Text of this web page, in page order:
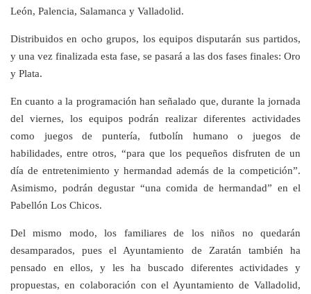
León, Palencia, Salamanca y Valladolid.
Distribuidos en ocho grupos, los equipos disputarán sus partidos,
y una vez finalizada esta fase, se pasará a las dos fases finales: Oro
y Plata.
En cuanto a la programación han señalado que, durante la jornada
del viernes, los equipos podrán realizar diferentes actividades
como juegos de puntería, futbolín humano o juegos de
habilidades, entre otros, “para que los pequeños disfruten de un
día de entretenimiento y hermandad además de la competición”.
Asimismo, podrán degustar “una comida de hermandad” en el
Pabellón Los Chicos.
Del mismo modo, los familiares de los niños no quedarán
desamparados, pues el Ayuntamiento de Zaratán también ha
pensado en ellos, y les ha buscado diferentes actividades y
propuestas, en colaboración con el Ayuntamiento de Valladolid,